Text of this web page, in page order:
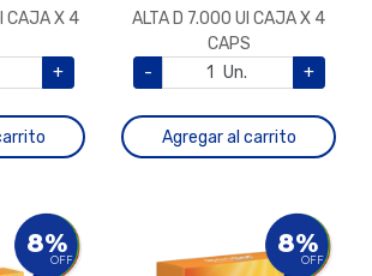
CAJA X 4
+
ALTA D 7.000 UI CAJA X 4
CAPS
-
Un. +
Agregar al carrito
8%
OFF
8%
OFF